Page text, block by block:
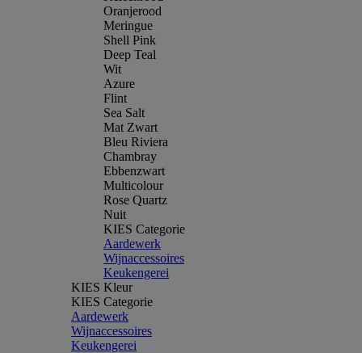
Oranjerood
Meringue
Shell Pink
Deep Teal
Wit
Azure
Flint
Sea Salt
Mat Zwart
Bleu Riviera
Chambray
Ebbenzwart
Multicolour
Rose Quartz
Nuit
KIES Categorie
Aardewerk
Wijnaccessoires
Keukengerei
KIES Kleur
KIES Categorie
Aardewerk
Wijnaccessoires
Keukengerei